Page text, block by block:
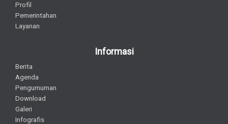
Profil
Pemerintahan
Layanan
Informasi
Berita
Agenda
Pengumuman
Download
Galeri
Infografis